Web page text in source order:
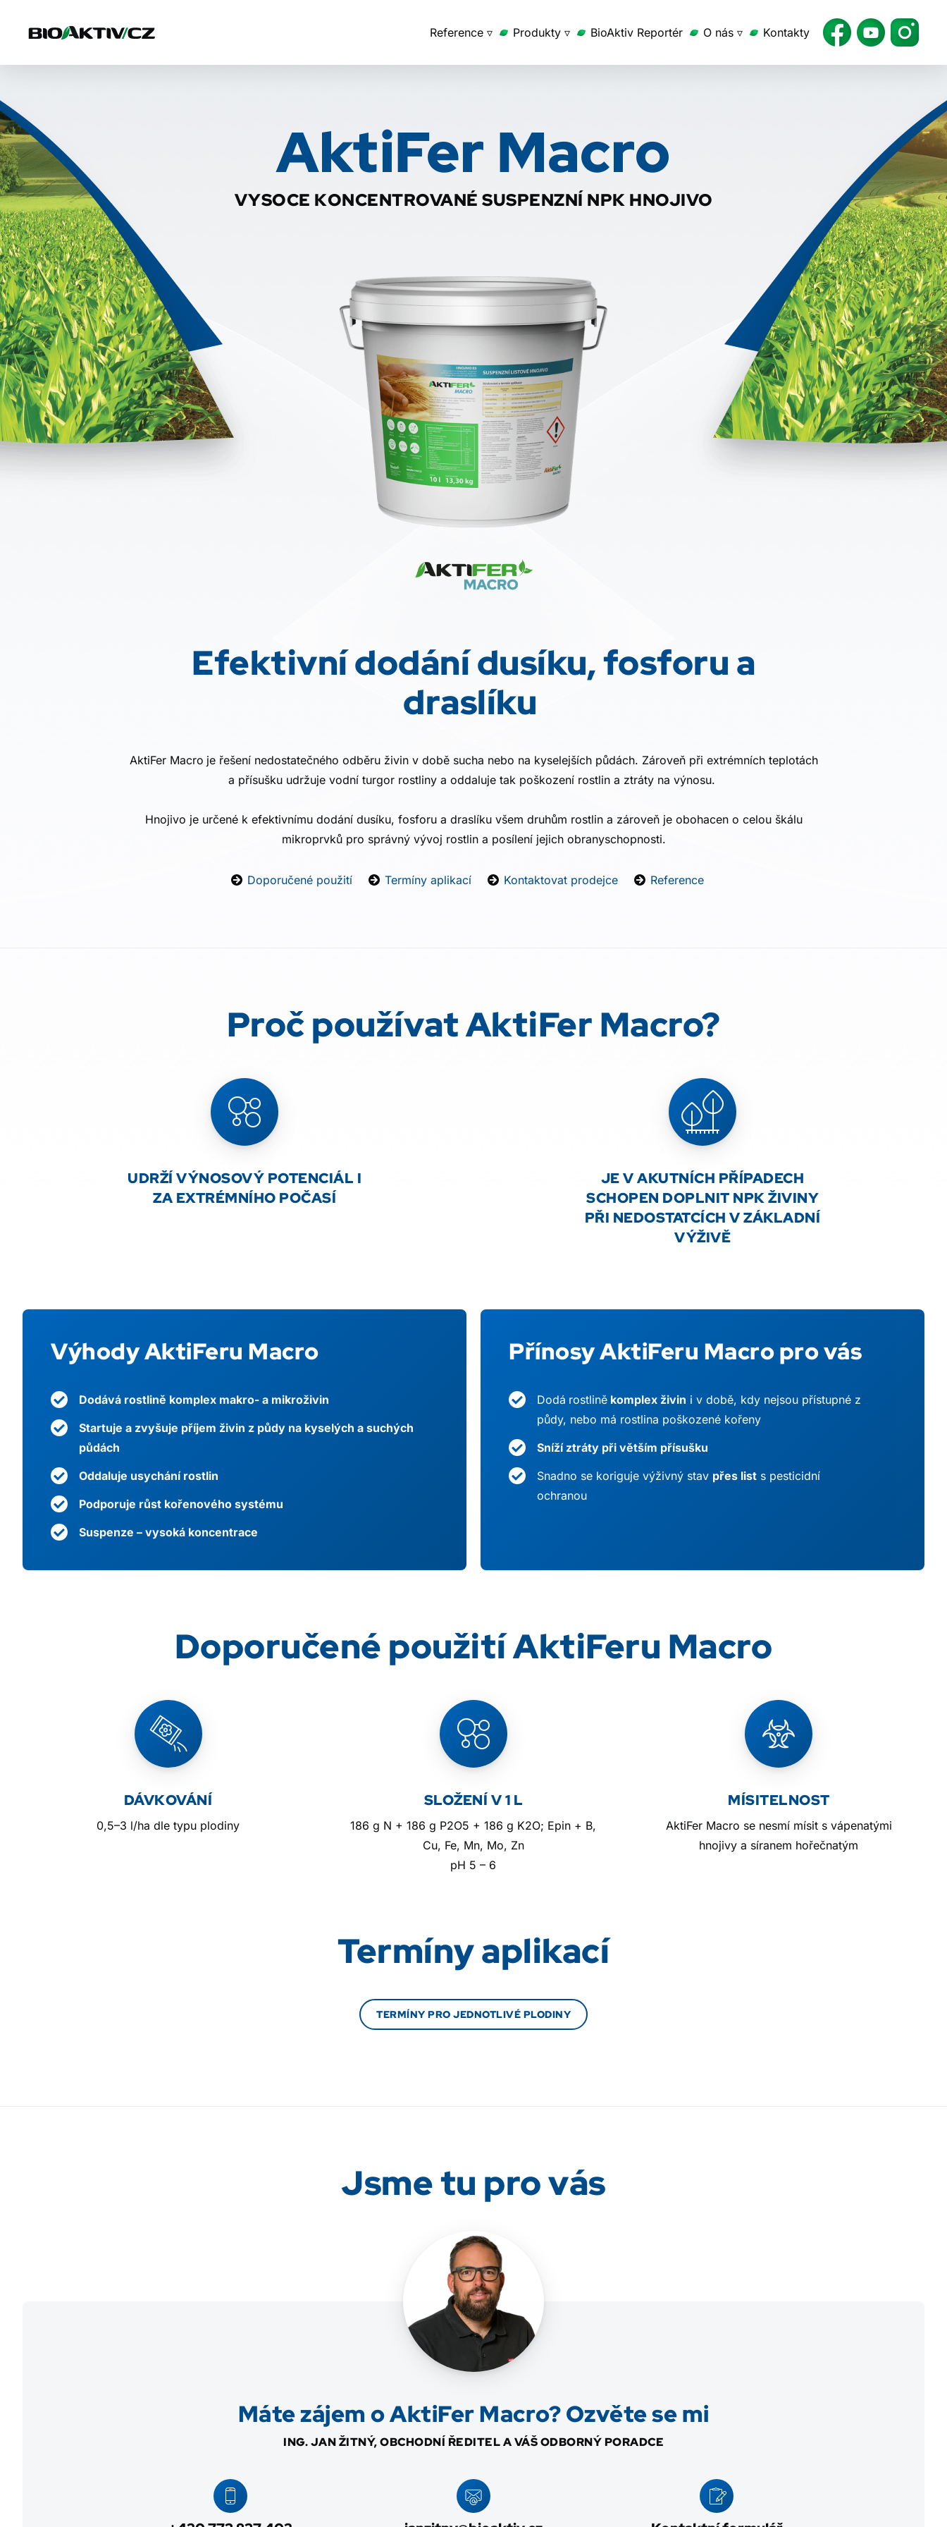
Reference ▿ Produkty ▿ BioAktiv Reportér O nás ▿ Kontakty
AktiFer Macro
VYSOCE KONCENTROVANÉ SUSPENZNÍ NPK HNOJIVO
Efektivní dodání dusíku, fosforu a
draslíku
AktiFer Macro je řešení nedostatečného odběru živin v době sucha nebo na kyselejších půdách. Zároveň při extrémních teplotách
a přísušku udržuje vodní turgor rostliny a oddaluje tak poškození rostlin a ztráty na výnosu.
Hnojivo je určené k efektivnímu dodání dusíku, fosforu a draslíku všem druhům rostlin a zároveň je obohacen o celou škálu
mikroprvků pro správný vývoj rostlin a posílení jejich obranyschopnosti.
Doporučené použití Termíny aplikací Kontaktovat prodejce Reference
Proč používat AktiFer Macro?
UDRŽÍ VÝNOSOVÝ POTENCIÁL I
ZA EXTRÉMNÍHO POČASÍ
JE V AKUTNÍCH PŘÍPADECH
SCHOPEN DOPLNIT NPK ŽIVINY
PŘI NEDOSTATCÍCH V ZÁKLADNÍ
VÝŽIVĚ
Výhody AktiFeru Macro
Dodává rostlině komplex makro- a mikroživin
Startuje a zvyšuje příjem živin z půdy na kyselých a suchých
půdách
Oddaluje usychání rostlin
Podporuje růst kořenového systému
Suspenze – vysoká koncentrace
Přínosy AktiFeru Macro pro vás
Dodá rostlině komplex živin i v době, kdy nejsou přístupné z
půdy, nebo má rostlina poškozené kořeny
Sníží ztráty při větším přísušku
Snadno se koriguje výživný stav přes list s pesticidní
ochranou
Doporučené použití AktiFeru Macro
DÁVKOVÁNÍ
0,5–3 l/ha dle typu plodiny
SLOŽENÍ V 1 L
186 g N + 186 g P2O5 + 186 g K2O; Epin + B,
Cu, Fe, Mn, Mo, Zn
pH 5 – 6
MÍSITELNOST
AktiFer Macro se nesmí mísit s vápenatými
hnojivy a síranem hořečnatým
Termíny aplikací
TERMÍNY PRO JEDNOTLIVÉ PLODINY
Jsme tu pro vás
Máte zájem o AktiFer Macro? Ozvěte se mi
ING. JAN ŽITNÝ, OBCHODNÍ ŘEDITEL A VÁŠ ODBORNÝ PORADCE